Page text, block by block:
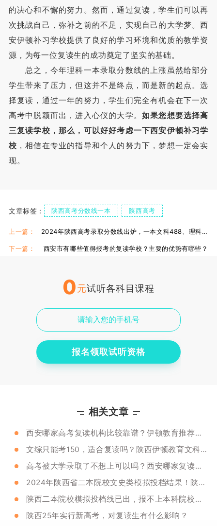
的决心和不懈的努力。然而，通过复读，学生们可以再
次挑战自己，弥补之前的不足，实现自己的大学梦。西
安伊顿补习学校提供了良好的学习环境和优质的教学资
源，为每一位复读生的成功奠定了坚实的基础。
总之，今年理科一本录取分数线的上涨虽然给部分
学生带来了压力，但这并不是终点，而是新的起点。选
择复读，通过一年的努力，学生们完全有机会在下一次
高考中脱颖而出，进入心仪的大学。 如果您想要选择高
三复读学校，那么，可以好好考虑一下西安伊顿补习学
校 ，相信在专业的指导和个人的努力下，梦想一定会实
现。
文章标签： 陕西高考分数线一本 陕西高考
陕西高考复读
上一篇： 2024年陕西高考录取分数线出炉，一本文科488、理科475！
下一篇： 西安市有哪些值得报考的复读学校？主要的优势有哪些？
0元试听各科目课程
报名领取试听资格
相关文章
西安哪家高考复读机构比较靠谱？伊顿教育推荐吗？
文综只能考150，适合复读吗？陕西伊顿教育文科综合教的怎么样？
高考被大学录取了不想上可以吗？西安哪家复读学校还在招生？
2024年陕西省二本院校文史类模拟投档结果！陕西高考能不能复读？
陕西二本院校模拟投档线已出，报不上本科院校能不能复读？
陕西25年实行新高考，对复读生有什么影响？